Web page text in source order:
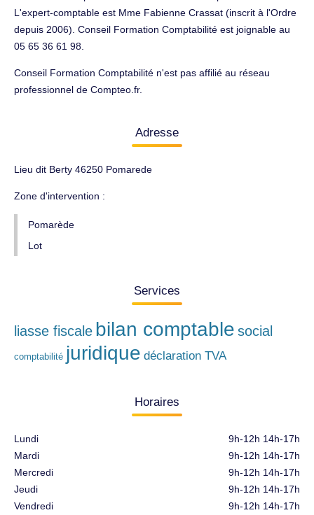
L'expert-comptable est Mme Fabienne Crassat (inscrit à l'Ordre
depuis 2006). Conseil Formation Comptabilité est joignable au
05 65 36 61 98.
Conseil Formation Comptabilité n'est pas affilié au réseau
professionnel de Compteo.fr.
Adresse
Lieu dit Berty 46250 Pomarede
Zone d'intervention :
Pomarède
Lot
Services
liasse fiscale bilan comptable social
comptabilité juridique déclaration TVA
Horaires
Lundi
Mardi
Mercredi
Jeudi
Vendredi
9h-12h 14h-17h
9h-12h 14h-17h
9h-12h 14h-17h
9h-12h 14h-17h
9h-12h 14h-17h